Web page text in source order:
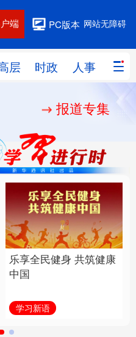
网站无障碍
PC版本
端
层 时政 人事 国际
图
人事
网评
全球连线 教育
量子 体育
健康 军事
图片 政务
报道专集
乐享全民健身 共筑健康
中国
学习新语